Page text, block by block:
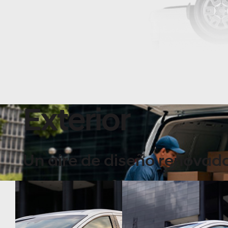
Exterior
Un aire de diseño